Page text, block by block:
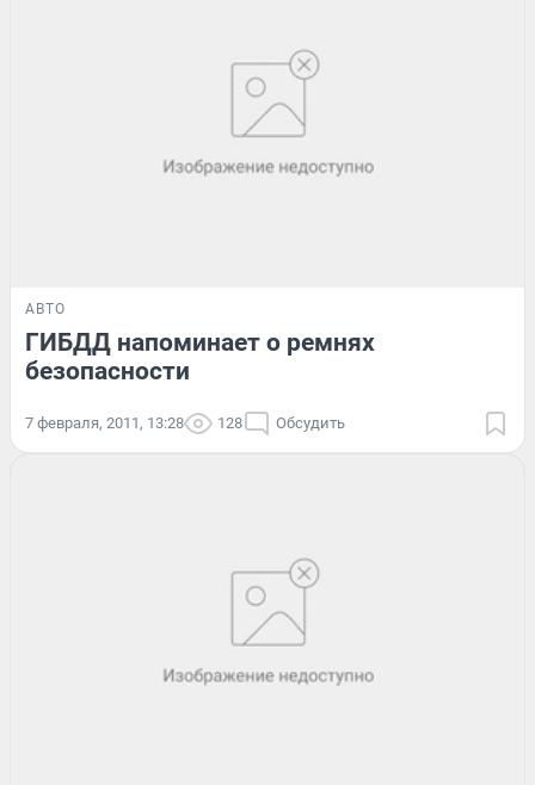
АВТО
ГИБДД напоминает о ремнях
безопасности
7 февраля, 2011, 13:28 128 Обсудить